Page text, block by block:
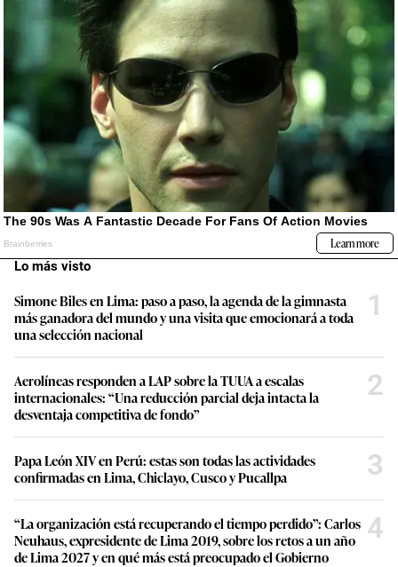
Lo más visto
Simone Biles en Lima: paso a paso, la agenda de la gimnasta
más ganadora del mundo y una visita que emocionará a toda
una selección nacional
1
Aerolíneas responden a LAP sobre la TUUA a escalas
internacionales: “Una reducción parcial deja intacta la
desventaja competitiva de fondo”
2
Papa León XIV en Perú: estas son todas las actividades
confirmadas en Lima, Chiclayo, Cusco y Pucallpa
3
“La organización está recuperando el tiempo perdido”: Carlos
Neuhaus, expresidente de Lima 2019, sobre los retos a un año
de Lima 2027 y en qué más está preocupado el Gobierno
4